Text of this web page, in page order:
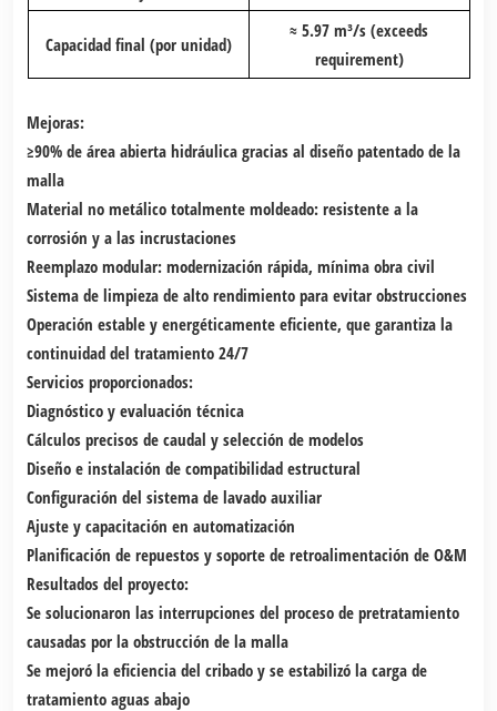
Capacidad final (por unidad)
≈ 5.97 m³/s (exceeds
requirement)
Mejoras:
≥90% de área abierta hidráulica gracias al diseño patentado de la
malla
Material no metálico totalmente moldeado: resistente a la
corrosión y a las incrustaciones
Reemplazo modular: modernización rápida, mínima obra civil
Sistema de limpieza de alto rendimiento para evitar obstrucciones
Operación estable y energéticamente eficiente, que garantiza la
continuidad del tratamiento 24/7
Servicios proporcionados:
Diagnóstico y evaluación técnica
Cálculos precisos de caudal y selección de modelos
Diseño e instalación de compatibilidad estructural
Configuración del sistema de lavado auxiliar
Ajuste y capacitación en automatización
Planificación de repuestos y soporte de retroalimentación de O&M
Resultados del proyecto:
Se solucionaron las interrupciones del proceso de pretratamiento
causadas por la obstrucción de la malla
Se mejoró la eficiencia del cribado y se estabilizó la carga de
tratamiento aguas abajo